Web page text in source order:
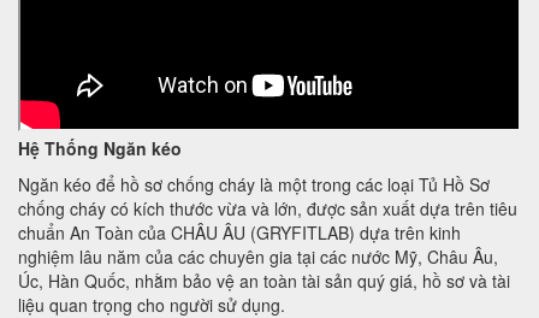
Hệ Thống Ngăn kéo
Ngăn kéo để hồ sơ chống cháy là một trong các loại Tủ Hồ Sơ
chống cháy có kích thước vừa và lớn, được sản xuất dựa trên tiêu
chuẩn An Toàn của CHÂU ÂU (GRYFITLAB) dựa trên kinh
nghiệm lâu năm của các chuyên gia tại các nước Mỹ, Châu Âu,
Úc, Hàn Quốc, nhằm bảo vệ an toàn tài sản quý giá, hồ sơ và tài
liệu quan trọng cho người sử dụng.